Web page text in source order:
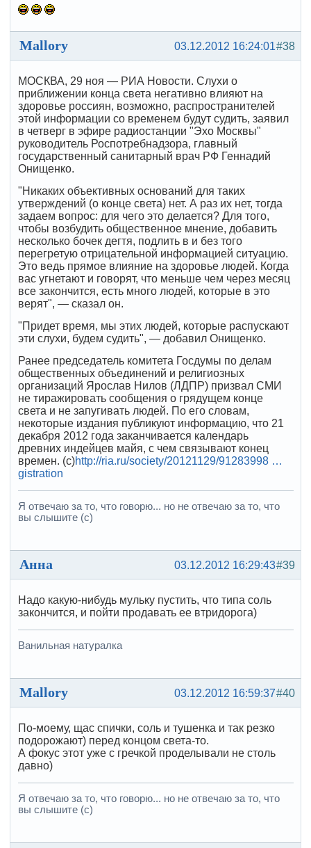
#38
03.12.2012 16:24:01
Mallory
МОСКВА, 29 ноя — РИА Новости. Слухи о
приближении конца света негативно влияют на
здоровье россиян, возможно, распространителей
этой информации со временем будут судить, заявил
в четверг в эфире радиостанции "Эхо Москвы"
руководитель Роспотребнадзора, главный
государственный санитарный врач РФ Геннадий
Онищенко.
"Никаких объективных оснований для таких
утверждений (о конце света) нет. А раз их нет, тогда
задаем вопрос: для чего это делается? Для того,
чтобы возбудить общественное мнение, добавить
несколько бочек дегтя, подлить в и без того
перегретую отрицательной информацией ситуацию.
Это ведь прямое влияние на здоровье людей. Когда
вас угнетают и говорят, что меньше чем через месяц
все закончится, есть много людей, которые в это
верят", — сказал он.
"Придет время, мы этих людей, которые распускают
эти слухи, будем судить", — добавил Онищенко.
Ранее председатель комитета Госдумы по делам
общественных объединений и религиозных
организаций Ярослав Нилов (ЛДПР) призвал СМИ
не тиражировать сообщения о грядущем конце
света и не запугивать людей. По его словам,
некоторые издания публикуют информацию, что 21
декабря 2012 года заканчивается календарь
древних индейцев майя, с чем связывают конец
времен. (с)http://ria.ru/society/20121129/91283998 …
gistration
Я отвечаю за то, что говорю... но не отвечаю за то, что
вы слышите (с)
#39
03.12.2012 16:29:43
Анна
Надо какую-нибудь мульку пустить, что типа соль
закончится, и пойти продавать ее втридорога)
Ванильная натуралка
#40
03.12.2012 16:59:37
Mallory
По-моему, щас спички, соль и тушенка и так резко
подорожают) перед концом света-то.
А фокус этот уже с гречкой проделывали не столь
давно)
Я отвечаю за то, что говорю... но не отвечаю за то, что
вы слышите (с)